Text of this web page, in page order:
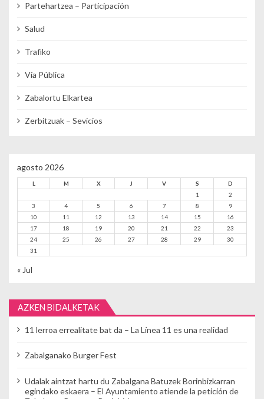
Partehartzea – Participación
Salud
Trafiko
Vía Pública
Zabalortu Elkartea
Zerbitzuak – Sevicios
agosto 2026
L M X J V S
D
1
2
3
4 5 6 7 8
9
10
11 12 13 14 15
16
17
18 19 20 21 22
23
24
25 26 27 28 29
30
31
« Jul
AZKEN BIDALKETAK
11 lerroa errealitate bat da – La Línea 11 es una realidad
Zabalganako Burger Fest
Udalak aintzat hartu du Zabalgana Batuzek Borinbizkarran
egindako eskaera – El Ayuntamiento atiende la petición de